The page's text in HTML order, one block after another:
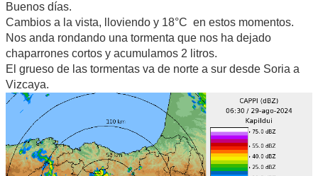
Buenos días.
Cambios a la vista, lloviendo y 18°C en estos momentos.
Nos anda rondando una tormenta que nos ha dejado
chaparrones cortos y acumulamos 2 litros.
El grueso de las tormentas va de norte a sur desde Soria a
Vizcaya.